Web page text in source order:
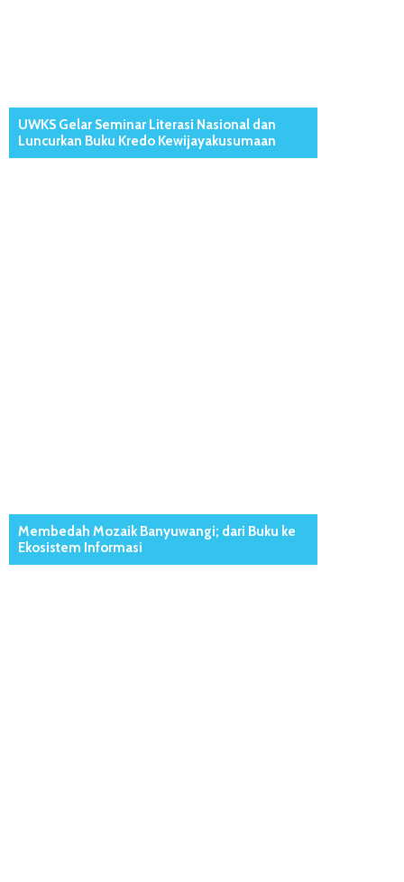
UWKS Gelar Seminar Literasi Nasional dan
Luncurkan Buku Kredo Kewijayakusumaan
Membedah Mozaik Banyuwangi; dari Buku ke
Ekosistem Informasi